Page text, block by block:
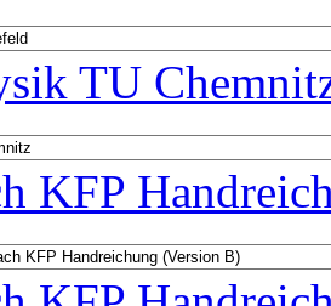
TU
KFP